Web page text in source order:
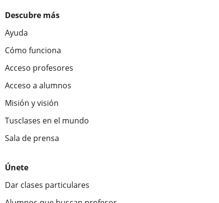
Descubre más
Ayuda
Cómo funciona
Acceso profesores
Acceso a alumnos
Misión y visión
Tusclases en el mundo
Sala de prensa
Únete
Dar clases particulares